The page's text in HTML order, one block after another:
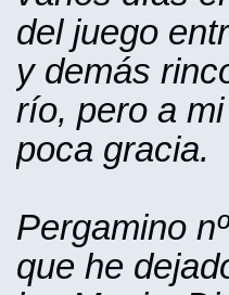
del juego
y demás
río, pero a
poca gracia.
Pergamino
que he